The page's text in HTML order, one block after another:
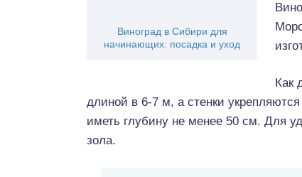
Виноград в Сибири для
начинающих: посадка и уход
Как
длиной в 6-7 м, а стенки
иметь глубину не менее 50 см. Для
зола.